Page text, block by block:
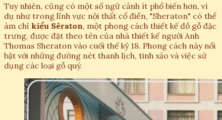
Tuy nhiên, cũng có một số ngữ cảnh ít phổ biến hơn, ví
dụ như trong lĩnh vực nội thất cổ điển, "Sheraton" có thể
ám chỉ kiểu Sêraton, một phong cách thiết kế đồ gỗ đặc
trưng, được đặt theo tên của nhà thiết kế người Anh
Thomas Sheraton vào cuối thế kỷ 18. Phong cách này nổi
bật với những đường nét thanh lịch, tinh xảo và việc sử
dụng các loại gỗ quý.